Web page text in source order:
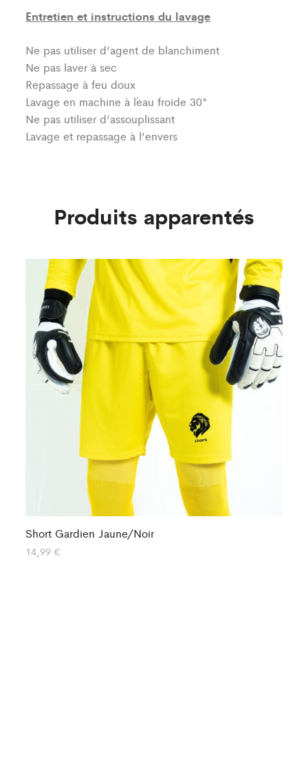
Entretien et instructions du lavage
Ne pas utiliser d’agent de blanchiment
Ne pas laver à sec
Repassage à feu doux
Lavage en machine à l´eau froide 30°
Ne pas utiliser d’assouplissant
Lavage et repassage à l’envers
Produits apparentés
Short Gardien Jaune/Noir
14,99 €